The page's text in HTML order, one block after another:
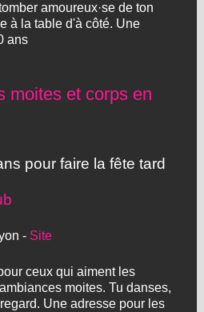
amoureux·se de ton
à la table d'à côté. Une
ans
moites et corps en
pour faire la fête tard
- Site
ceux qui aiment les
moites. Tu danses,
Une adresse pour les